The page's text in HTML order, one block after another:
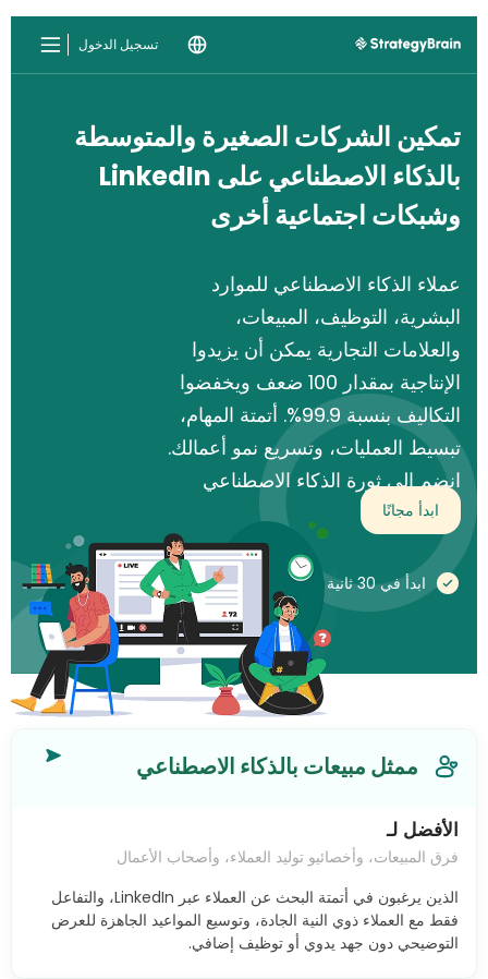
تسجيل الدخول
تمكين الشركات الصغيرة والمتوسطة
بالذكاء الاصطناعي على LinkedIn
وشبكات اجتماعية أخرى
عملاء الذكاء الاصطناعي للموارد
البشرية، التوظيف، المبيعات،
والعلامات التجارية يمكن أن يزيدوا
الإنتاجية بمقدار 100 ضعف ويخفضوا
التكاليف بنسبة 99.9%. أتمتة المهام،
تبسيط العمليات، وتسريع نمو أعمالك.
انضم إلى ثورة الذكاء الاصطناعي
اليوم!ابدأ مجانًا
ابدأ في 30 ثانية
ممثل مبيعات بالذكاء الاصطناعي
الأفضل لـ
فرق المبيعات، وأخصائيو توليد العملاء، وأصحاب الأعمال
الذين يرغبون في أتمتة البحث عن العملاء عبر LinkedIn، والتفاعل
فقط مع العملاء ذوي النية الجادة، وتوسيع المواعيد الجاهزة للعرض
التوضيحي دون جهد يدوي أو توظيف إضافي.